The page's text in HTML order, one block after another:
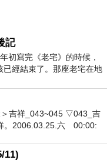
記
初寫完《老宅》的時候，
已經結束了。那座老宅在地
開那片黑暗，
吉祥_043~045 ▽043_吉
。2006.03.25.六 00:00:
11)